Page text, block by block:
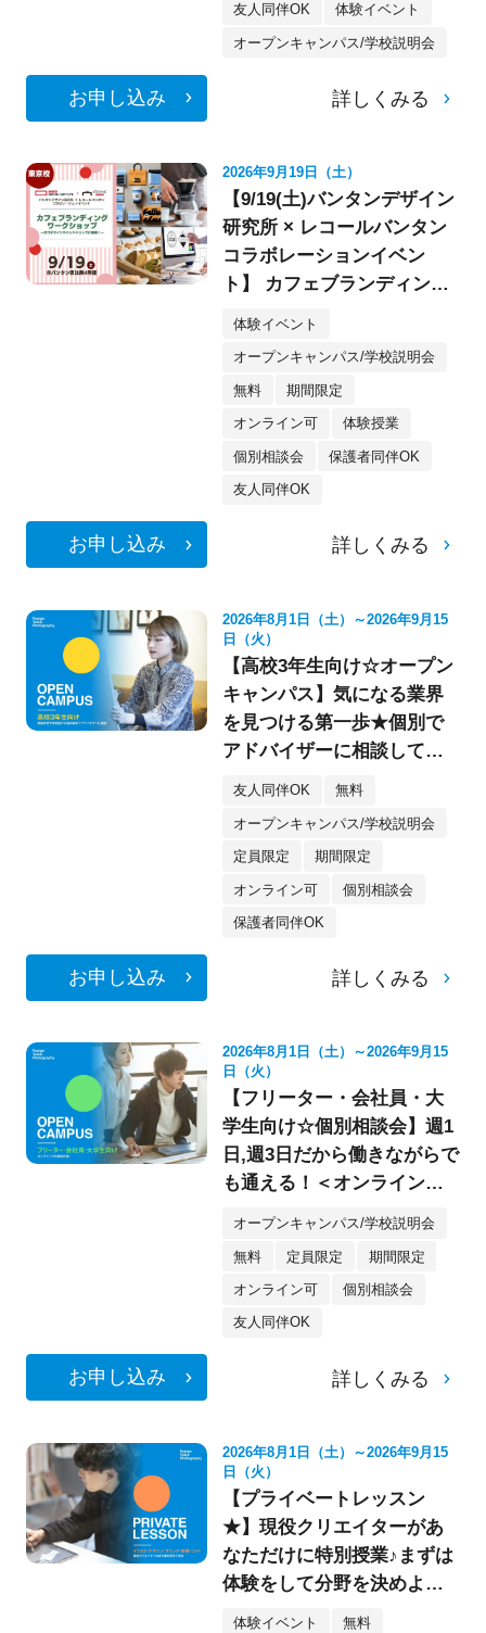
友人同伴OK 体験イベント
オープンキャンパス/学校説明会
お申し込み 詳しくみる
2026年9月19日（土）
【9/19(土)バンタンデザイン
研究所 × レコールバンタン
コラボレーションイベン
ト】 カフェブランディング
ワークショップ〈デザイ
体験イベント
オープンキャンパス/学校説明会
無料 期間限定
オンライン可 体験授業
個別相談会 保護者同伴OK
友人同伴OK
お申し込み 詳しくみる
2026年8月1日（土）～2026年9月15
日（火）
【高校3年生向け☆オープン
キャンパス】気になる業界
を見つける第一歩★個別で
アドバイザーに相談してみ
よう！
友人同伴OK 無料
オープンキャンパス/学校説明会
定員限定 期間限定
オンライン可 個別相談会
保護者同伴OK
お申し込み 詳しくみる
2026年8月1日（土）～2026年9月15
日（火）
【フリーター・会社員・大
学生向け☆個別相談会】週1
日,週3日だから働きながらで
も通える！＜オンライン参
加もOK★＞
オープンキャンパス/学校説明会
無料 定員限定 期間限定
オンライン可 個別相談会
友人同伴OK
お申し込み 詳しくみる
2026年8月1日（土）～2026年9月15
日（火）
【プライベートレッスン
★】現役クリエイターがあ
なただけに特別授業♪まずは
体験をして分野を決めよ
う！《デザイン・イラス
体験イベント 無料